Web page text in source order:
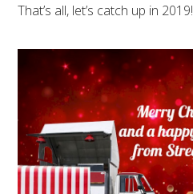
That’s all, let’s catch up in 2019!